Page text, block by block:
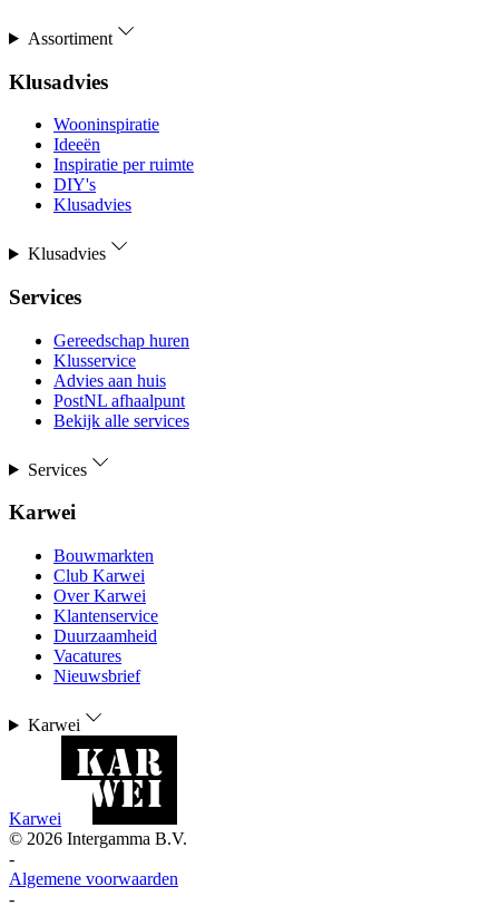
Assortiment
Klusadvies
Wooninspiratie
Ideeën
Inspiratie per ruimte
DIY's
Klusadvies
Klusadvies
Services
Gereedschap huren
Klusservice
Advies aan huis
PostNL afhaalpunt
Bekijk alle services
Services
Karwei
Bouwmarkten
Club Karwei
Over Karwei
Klantenservice
Duurzaamheid
Vacatures
Nieuwsbrief
Karwei
Karwei
© 2026 Intergamma B.V.
-
Algemene voorwaarden
-